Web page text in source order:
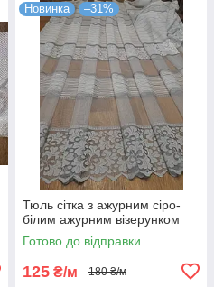
Новинка –31%
Тюль сітка з ажурним сіро-
білим ажурним візерунком
Готово до відправки
125 ₴/м 180 ₴/м